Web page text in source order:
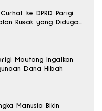
ke DPRD Parigi
Rusak yang Diduga
Moutong Ingatkan
Dana Hibah
Manusia Bikin